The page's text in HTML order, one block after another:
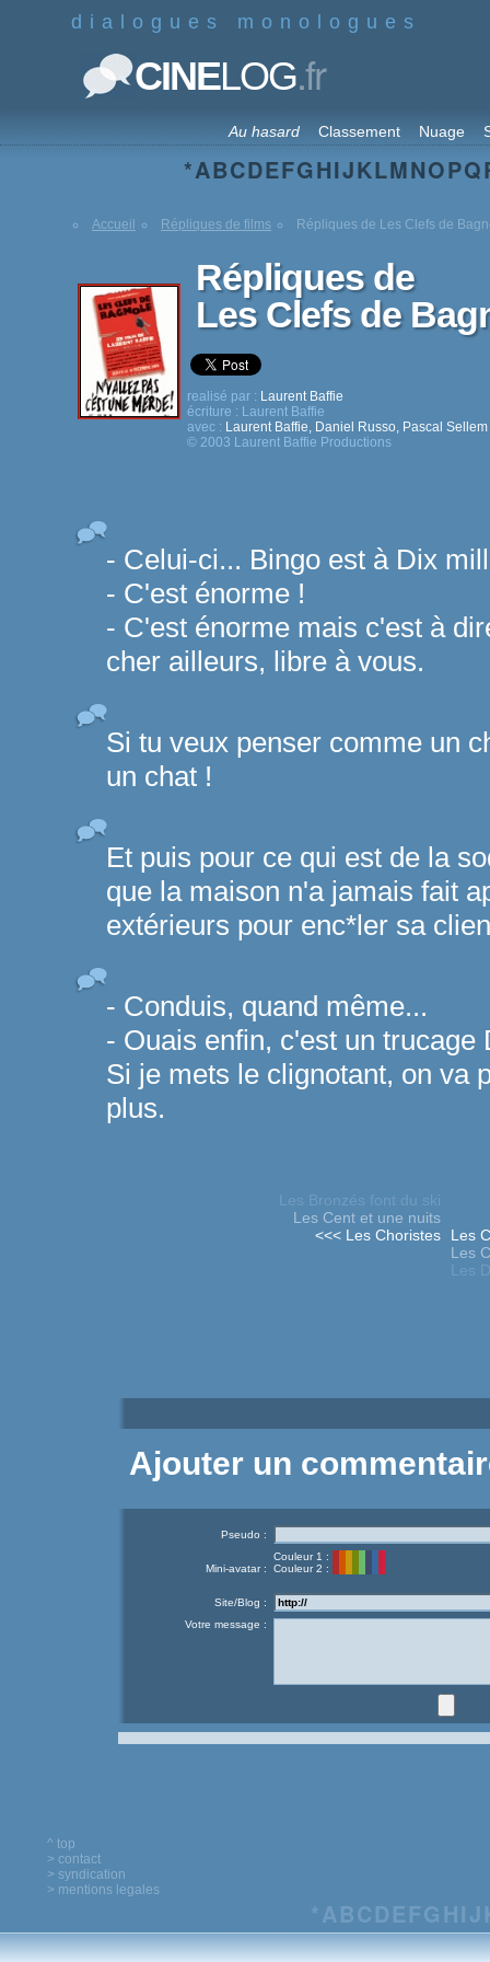
dialogues monologues
CINELOG.fr
Au hasard Classement Nuage
*ABCDEFGHIJKLMNOPQ
Accueil Répliques de films Répliques de Les Clefs de
Répliques de
Les Clefs de
realisé par : Laurent Baffie
écriture : Laurent Baffie
avec : Laurent Baffie, Daniel Russo, Pascal Sellem
© 2003 Laurent Baffie Productions
- Celui-ci... Bingo est à Dix
- C'est énorme !
- C'est énorme mais c'est à
cher ailleurs, libre à vous.
Si tu veux penser comme un
un chat !
Et puis pour ce qui est de la
que la maison n'a jamais fait
extérieurs pour enc*ler sa
- Conduis, quand même...
- Ouais enfin, c'est un trucage
Si je mets le clignotant, on va
plus.
Les Bronzés font du ski
Les Cent et une nuits
<<< Les Choristes
Les
Les
Les
Ajouter un
Pseudo :
Mini-avatar :
Couleur 1 :
Couleur 2 :
Site/Blog :
Votre message :
^ top
> contact
> syndication
> mentions legales
*ABCDEFG HIJ